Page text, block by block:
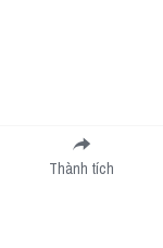
Submit
Thành tích